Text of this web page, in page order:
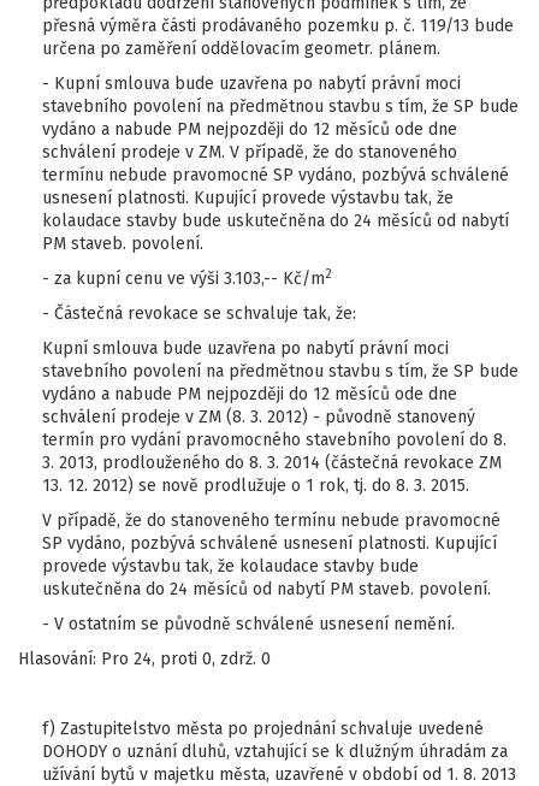
přesná výměra části prodávaného pozemku p. č. 119/13 bude
určena po zaměření oddělovacím geometr. plánem.
- Kupní smlouva bude uzavřena po nabytí právní moci
stavebního povolení na předmětnou stavbu s tím, že SP bude
vydáno a nabude PM nejpozději do 12 měsíců ode dne
schválení prodeje v ZM. V případě, že do stanoveného
termínu nebude pravomocné SP vydáno, pozbývá schválené
usnesení platnosti. Kupující provede výstavbu tak, že
kolaudace stavby bude uskutečněna do 24 měsíců od nabytí
PM staveb. povolení.
- za kupní cenu ve výši 3.103,-- Kč/m2
- Částečná revokace se schvaluje tak, že:
Kupní smlouva bude uzavřena po nabytí právní moci
stavebního povolení na předmětnou stavbu s tím, že SP bude
vydáno a nabude PM nejpozději do 12 měsíců ode dne
schválení prodeje v ZM (8. 3. 2012) - původně stanovený
termín pro vydání pravomocného stavebního povolení do 8.
3. 2013, prodlouženého do 8. 3. 2014 (částečná revokace ZM
13. 12. 2012) se nově prodlužuje o 1 rok, tj. do 8. 3. 2015.
V případě, že do stanoveného termínu nebude pravomocné
SP vydáno, pozbývá schválené usnesení platnosti. Kupující
provede výstavbu tak, že kolaudace stavby bude
uskutečněna do 24 měsíců od nabytí PM staveb. povolení.
- V ostatním se původně schválené usnesení nemění.
Hlasování: Pro 24, proti 0, zdrž. 0
f) Zastupitelstvo města po projednání schvaluje uvedené
DOHODY o uznání dluhů, vztahující se k dlužným úhradám za
užívání bytů v majetku města, uzavřené v období od 1. 8. 2013